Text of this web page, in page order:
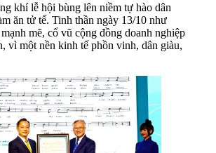
khí lễ hội bùng lên niềm tự hào dân
ăn tử tế. Tinh thần ngày 13/10 như
mẽ, cổ vũ cộng đồng doanh nghiệp
vì một nền kinh tế phồn vinh, dân giàu,